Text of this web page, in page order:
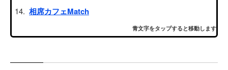
相席カフェMatch
青文字をタップすると移動します